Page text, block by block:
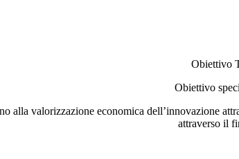
Obiettivo
Obiettivo
alla valorizzazione economica dell’innovazione
attraverso il